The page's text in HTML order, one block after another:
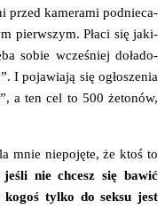
przed kame­ra­mi pod­nie­ca­
pierw­szym. Pła­ci się jaki­
sobie wcze­śniej doła­do­
I poja­wia­ją się ogło­sze­nia
a ten cel to 500 żeto­nów,
mnie nie­po­ję­te, że ktoś to
nie chcesz się bawić
tyl­ko do sek­su jest